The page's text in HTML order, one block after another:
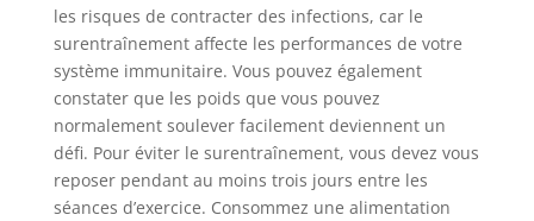
les risques de contracter des infections, car le
surentraînement affecte les performances de votre
système immunitaire. Vous pouvez également
constater que les poids que vous pouvez
normalement soulever facilement deviennent un
défi. Pour éviter le surentraînement, vous devez vous
reposer pendant au moins trois jours entre les
séances d’exercice. Consommez une alimentation